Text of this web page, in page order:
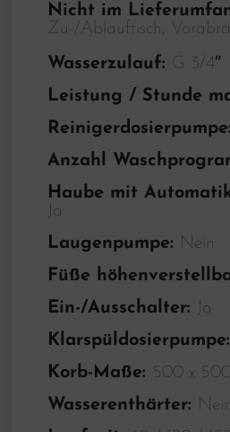
Nicht im
Zu-/Ablauftisch,
Wasserzulauf: G 3/4″
Leistung / Stunde
Reinigerdosierpumpe:
Anzahl
Haube mit
Ja
Laugenpumpe: Nein
Füße
Ein-/Ausschalter:
Ja
Klarspüldosierpumpe:
Korb-Maße: 500 x
Wasserenthärter: Nein